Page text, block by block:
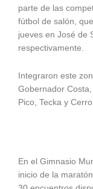
parte de las
fútbol de salón,
jueves en José de
respectivamente.
Integraron este
Gobernador
Pico, Tecka y
En el Gimnasio
inicio de la